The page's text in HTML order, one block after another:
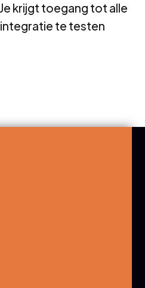
krijgt toegang tot alle
te testen